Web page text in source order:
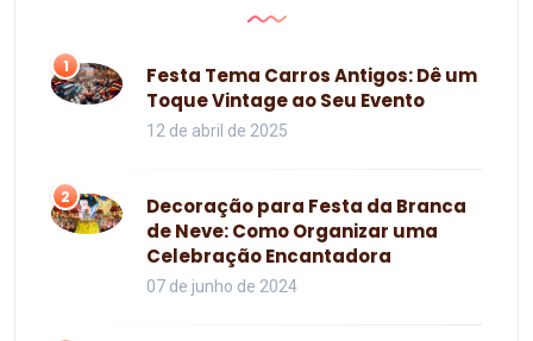
1
Festa Tema Carros Antigos: Dê um
Toque Vintage ao Seu Evento
12 de abril de 2025
2
Decoração para Festa da Branca
de Neve: Como Organizar uma
Celebração Encantadora
07 de junho de 2024